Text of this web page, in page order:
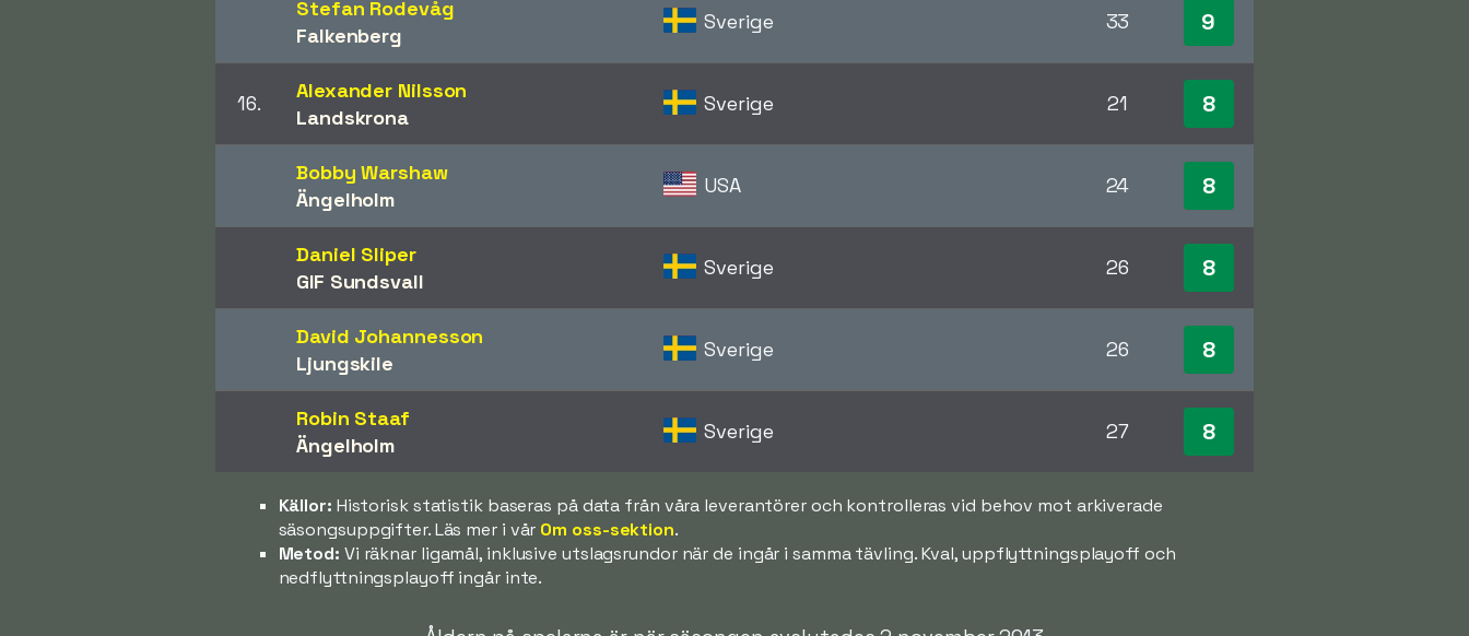
Stefan Rodevåg
Falkenberg
Sverige 33 9
16.
Alexander Nilsson
Landskrona
Sverige 21 8
Bobby Warshaw
Ängelholm
USA 24 8
Daniel Sliper
GIF Sundsvall
Sverige 26 8
David Johannesson
Ljungskile
Sverige 26 8
Robin Staaf
Ängelholm
Sverige 27 8
Källor: Historisk statistik baseras på data från våra leverantörer och kontrolleras vid behov mot arkiverade
säsongsuppgifter. Läs mer i vår Om oss-sektion.
Metod: Vi räknar ligamål, inklusive utslagsrundor när de ingår i samma tävling. Kval, uppflyttningsplayoff och
nedflyttningsplayoff ingår inte.